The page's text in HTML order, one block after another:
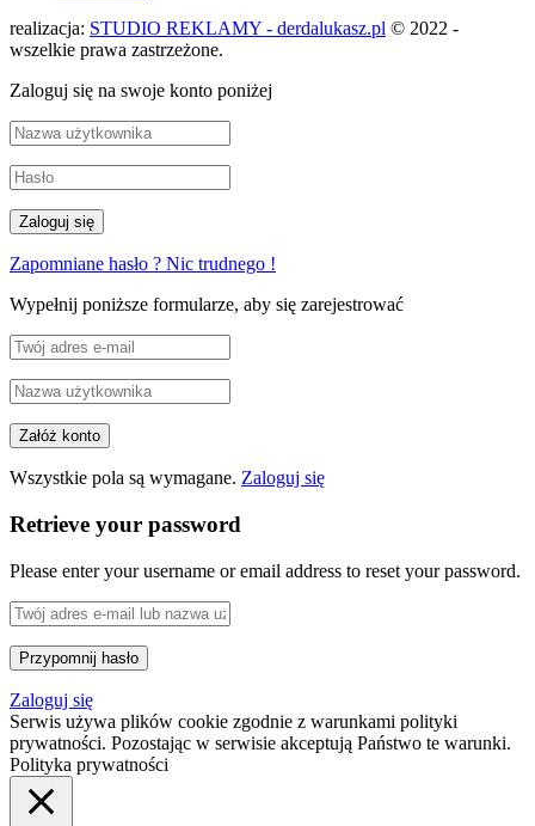
realizacja: STUDIO REKLAMY - derdalukasz.pl © 2022 -
wszelkie prawa zastrzeżone.
Zaloguj się na swoje konto poniżej
Zapomniane hasło ? Nic trudnego !
Wypełnij poniższe formularze, aby się zarejestrować
Wszystkie pola są wymagane. Zaloguj się
Retrieve your password
Please enter your username or email address to reset your password.
Zaloguj się
Serwis używa plików cookie zgodnie z warunkami polityki
prywatności. Pozostając w serwisie akceptują Państwo te warunki.
Polityka prywatności